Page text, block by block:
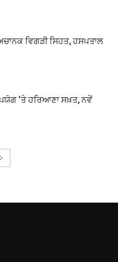
ਵਿਗੜੀ ਸਿਹਤ, ਹਸਪਤਾਲ
‘ਤੇ ਹਰਿਆਣਾ ਸਖ਼ਤ, ਨਵੇਂ